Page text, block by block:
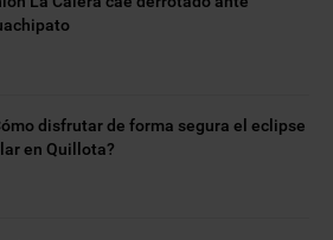
disfrutar de forma segura el eclipse
en Quillota?